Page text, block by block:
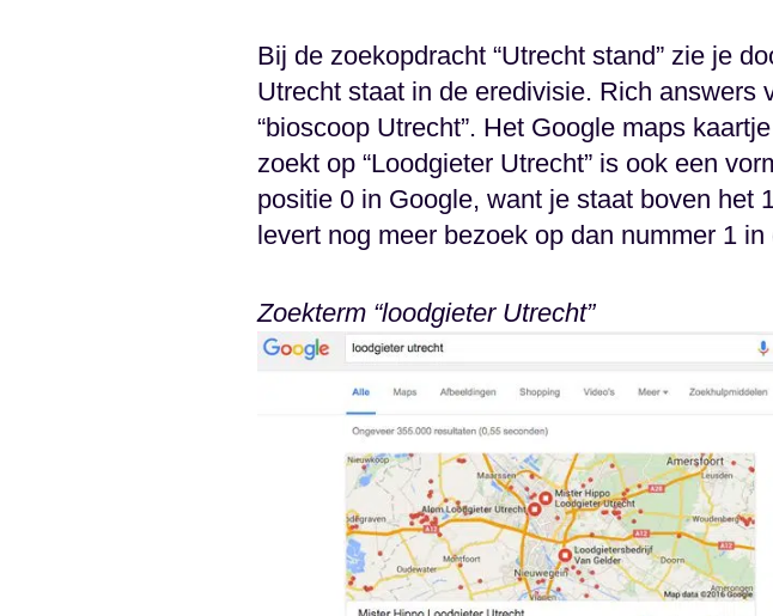
Bij de zoekopdracht “Utrecht stand” zie je
Utrecht staat in de eredivisie. Rich answers
“bioscoop Utrecht”. Het Google maps
zoekt op “Loodgieter Utrecht” is ook een
positie 0 in Google, want je staat boven het
levert nog meer bezoek op dan nummer 1
Zoekterm “loodgieter Utrecht”